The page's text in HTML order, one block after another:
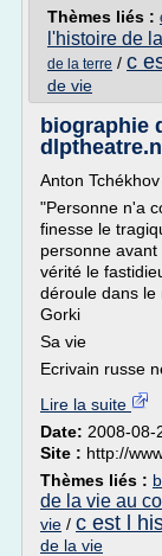
Thèmes liés :
l'histoire de
de la terre / c
de vie
biographie
Anton Tchékhov
"Personne n'a
finesse le
personne
vérité le
déroule dans le
Gorki
Sa vie
Ecrivain russe
Lire la suite
Date: 2008-08-
Site : http://
Thèmes liés :
de la vie au
vie / c est l
de la vie